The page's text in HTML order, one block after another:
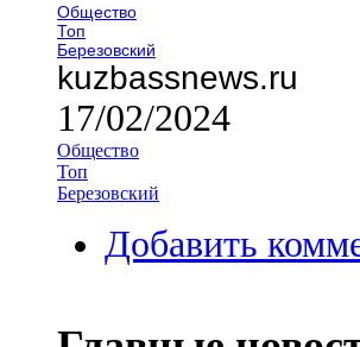
Общество
Топ
Березовский
kuzbassnews.ru
17/02/2024
Общество
Топ
Березовский
Добавить